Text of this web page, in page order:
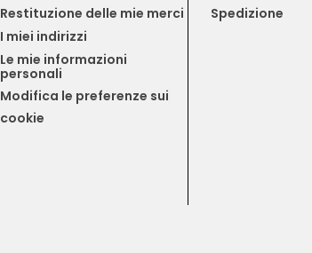
Restituzione delle mie merci
I miei indirizzi
Le mie informazioni
personali
Modifica le preferenze sui
cookie
Spedizione